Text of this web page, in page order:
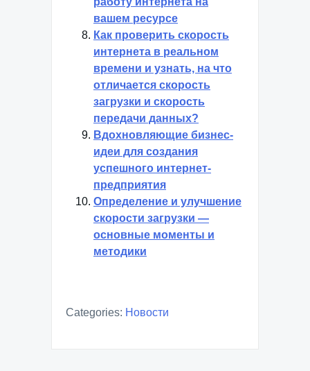
вашем ресурсе
Как проверить скорость
интернета в реальном
времени и узнать, на что
отличается скорость
загрузки и скорость
передачи данных?
Вдохновляющие бизнес-
идеи для создания
успешного интернет-
предприятия
Определение и улучшение
скорости загрузки —
основные моменты и
методики
Categories: Новости